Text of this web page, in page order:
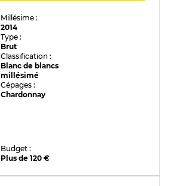
Millésime :
2014
Type :
Brut
Classification :
Blanc de blancs
millésimé
Cépages :
Chardonnay
Budget :
Plus de 120 €